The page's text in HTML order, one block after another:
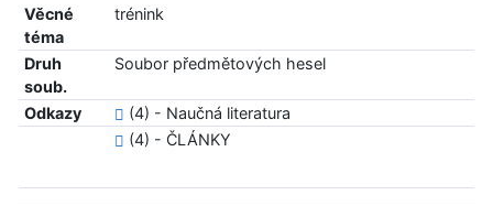
Věcné
téma
trénink
Druh
soub.
Soubor předmětových hesel
Odkazy
(4) - Naučná literatura
(4) - ČLÁNKY